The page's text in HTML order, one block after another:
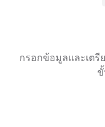
กรอกข้อมูลและเตรี